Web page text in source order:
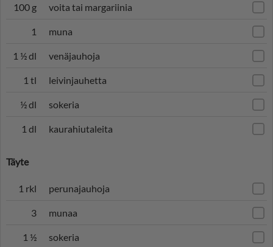
100 g voita tai margariinia
1 muna
1 ½ dl venäjauhoja
1 tl leivinjauhetta
½ dl sokeria
1 dl kaurahiutaleita
Täyte
1 rkl perunajauhoja
3 munaa
1 ½ sokeria